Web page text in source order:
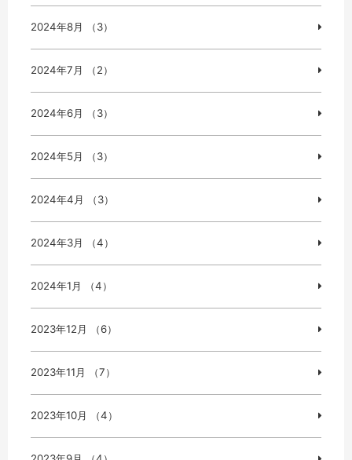
2024年8月 （3）
2024年7月 （2）
2024年6月 （3）
2024年5月 （3）
2024年4月 （3）
2024年3月 （4）
2024年1月 （4）
2023年12月 （6）
2023年11月 （7）
2023年10月 （4）